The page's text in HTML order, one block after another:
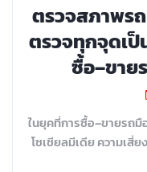
ตรวจสภาพร
ตรวจทุกจุดเป็
ซื้อ–ขาย
ในยุคที่การซื้อ–ขายรถมื
โซเชียลมีเดีย ความเสี่